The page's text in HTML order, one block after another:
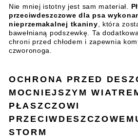
Nie mniej istotny jest sam materiał.
przeciwdeszczowe dla psa
nieprzemakalnej tkaniny, która
bawełnianą podszewkę. Ta
chroni przed chłodem i zapewnia
czworonoga.
OCHRONA PRZED
MOCNIEJSZYM
PŁASZCZOWI
STORM